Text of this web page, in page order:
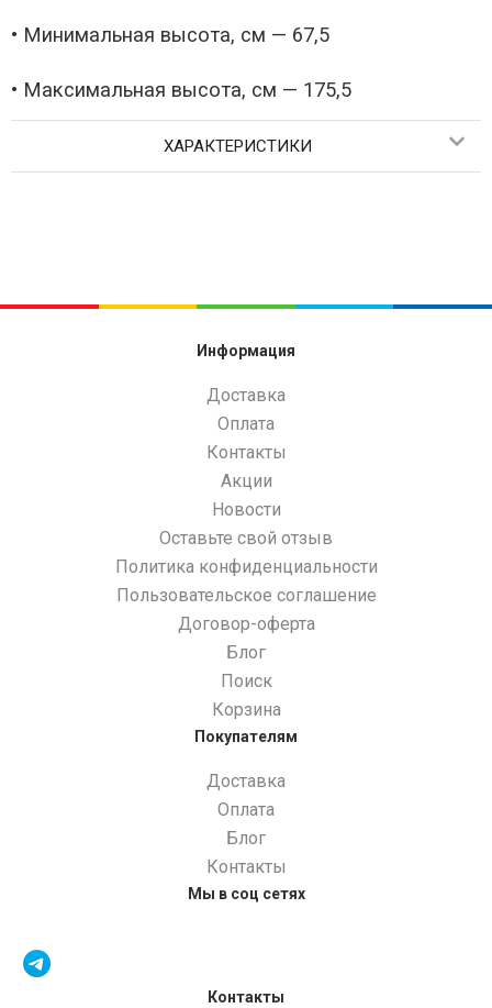
• Минимальная высота, см — 67,5
• Максимальная высота, см — 175,5
ХАРАКТЕРИСТИКИ
Информация
Доставка
Оплата
Контакты
Акции
Новости
Оставьте свой отзыв
Политика конфиденциальности
Пользовательское соглашение
Договор-оферта
Блог
Поиск
Корзина
Покупателям
Доставка
Оплата
Блог
Контакты
Мы в соц сетях
Контакты